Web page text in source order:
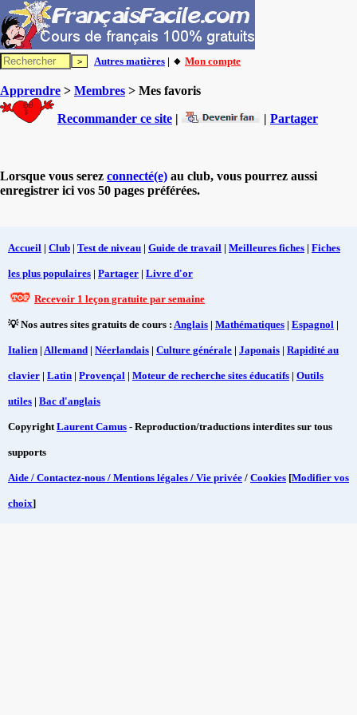
Autres matières | 🔸 Mon compte
Apprendre > Membres > Mes favoris
Recommander ce site | | Partager
Lorsque vous serez connecté(e) au club, vous pourrez aussi
enregistrer ici vos 50 pages préférées.
Accueil | Club | Test de niveau | Guide de travail | Meilleures fiches | Fiches
les plus populaires | Partager | Livre d'or
Recevoir 1 leçon gratuite par semaine
💡 Nos autres sites gratuits de cours : Anglais | Mathématiques | Espagnol |
Italien | Allemand | Néerlandais | Culture générale | Japonais | Rapidité au
clavier | Latin | Provençal | Moteur de recherche sites éducatifs | Outils
utiles | Bac d'anglais
CopyrightLaurent Camus - Reproduction/traductions interdites sur tous
supports
Aide / Contactez-nous / Mentions légales / Vie privée / Cookies [Modifier vos
choix]